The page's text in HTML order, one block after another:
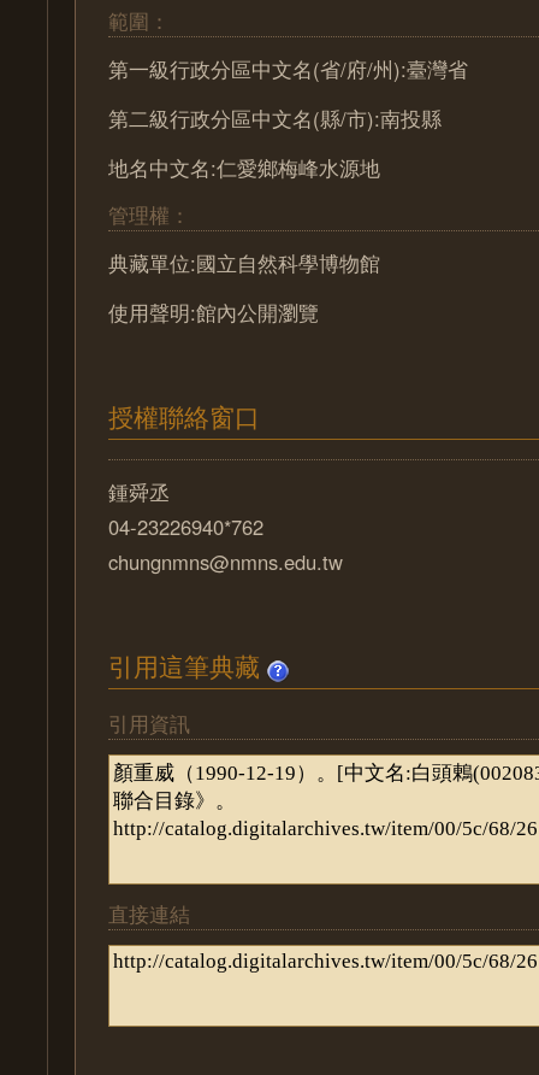
範圍：
第一級行政分區中文名(省/府/州):臺灣省
第二級行政分區中文名(縣/市):南投縣
地名中文名:仁愛鄉梅峰水源地
管理權：
典藏單位:國立自然科學博物館
使用聲明:館內公開瀏覽
授權聯絡窗口
鍾舜丞
04-23226940*762
chungnmns@nmns.edu.tw
引用這筆典藏
引用資訊
直接連結